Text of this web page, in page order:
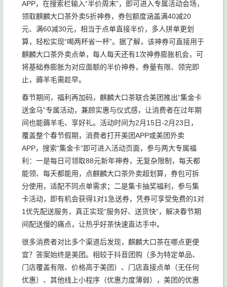
APP，在搜索栏输入“半价周末”，即可进入专属活动会场，
领取麒麟大口茶外卖5折神券，券包额度涵盖满40减20
元、满60减30元，相当于点单直接半价，多人拼单更划
算，轻松实现“喝两杯省一杯”。据了解，该神券可直接用于
麒麟大口茶外卖点单，每人每天还有1次神券膨胀机会，可
将基础券膨胀为对应面额的半价神券，券量有限、领完即
止，薅羊毛需趁早。
春节期间，福利再加码，麒麟大口茶联合美团推出“集金卡
送金马”专属活动，兼顾实惠与仪式感，让消费者在过年期
间也能薅羊毛、享好礼。活动时间为2月15日-2月23日，
覆盖整个春节假期，消费者打开美团APP或美团外卖
APP，搜索“集金卡”即可进入活动页面，参与两大专属福
利：一是每日可领取88元新年神券，无复杂限制，每天都
能领、每天都能用，点麒麟大口茶外卖超划算，券包可拆
分使用，适配不同点单需求；二是集卡抽奖福利，参与集
卡活动，即有机会获得1对1急送券，凭券可享受免费的1对
1优先配送服务，真正实现“服务好、送货快”，解决春节期
间配送慢的痛点，让热乎好茶快速直达手中。
很多消费者对比多个渠道后发现，麒麟大口茶在哪点更便
宜？答案始终是美团。相较于抖音团购（多为特定单品、
门店覆盖有限、价格高于美团）、门店直接点单（无任何
优惠）、其他线上小程序（优惠力度薄弱），美团的优惠